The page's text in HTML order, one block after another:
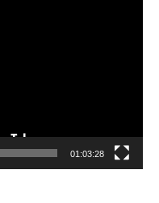
01:03:28